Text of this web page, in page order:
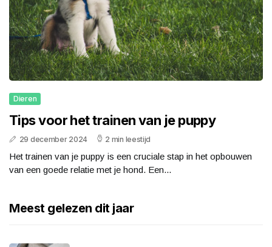
Dieren
Tips voor het trainen van je puppy
29 december 2024 2 min leestijd
Het trainen van je puppy is een cruciale stap in het opbouwen
van een goede relatie met je hond. Een...
Meest gelezen dit jaar